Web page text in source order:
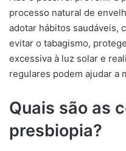
processo natural de
adotar hábitos saudáveis,
evitar o tabagismo,
excessiva à luz solar e
regulares podem ajudar a
Quais são as
presbiopia?